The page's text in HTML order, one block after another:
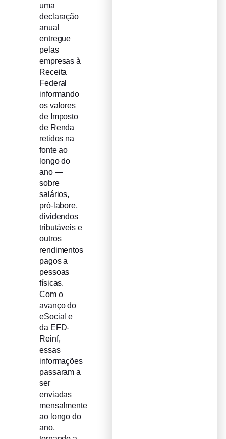
uma
declaração
anual
entregue
pelas
empresas à
Receita
Federal
informando
os valores
de Imposto
de Renda
retidos na
fonte ao
longo do
ano —
sobre
salários,
pró-labore,
dividendos
tributáveis e
outros
rendimentos
pagos a
pessoas
físicas.
Com o
avanço do
eSocial e
da EFD-
Reinf,
essas
informações
passaram a
ser
enviadas
mensalmente
ao longo do
ano,